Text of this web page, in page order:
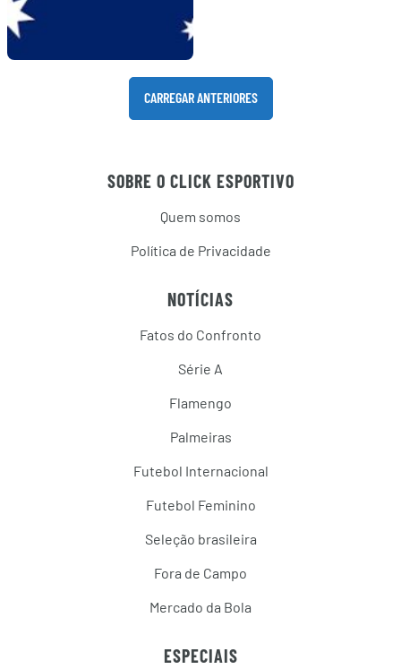
CARREGAR ANTERIORES
SOBRE O CLICK ESPORTIVO
Quem somos
Política de Privacidade
NOTÍCIAS
Fatos do Confronto
Série A
Flamengo
Palmeiras
Futebol Internacional
Futebol Feminino
Seleção brasileira
Fora de Campo
Mercado da Bola
ESPECIAIS